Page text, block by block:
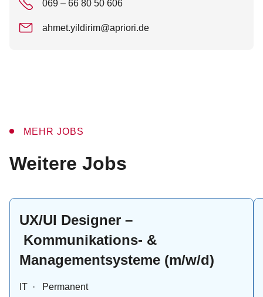
069 – 66 80 50 606
ahmet.yildirim@apriori.de
MEHR JOBS
:
Weitere Jobs
UX/UI Designer –
Kommunikations- &
Managementsysteme (m/w/d)
IT · Permanent